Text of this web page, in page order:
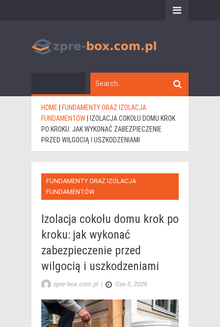
HOME
FUNDAMENTY ORAZ IZOLACJA
FUNDAMENTÓW
IZOLACJA COKOŁU DOMU KROK
PO KROKU: JAK WYKONAĆ ZABEZPIECZENIE
PRZED WILGOCIĄ I USZKODZENIAMI
FUNDAMENTY ORAZ IZOLACJA
FUNDAMENTÓW
Izolacja cokołu domu krok po
kroku: jak wykonać
zabezpieczenie przed
wilgocią i uszkodzeniami
zpre-box.com.pl | Cze 5, 2026